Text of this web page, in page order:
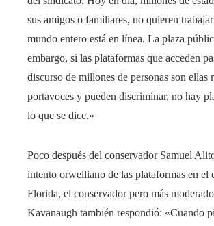
sus amigos o familiares, no quieren
mundo entero está en línea. La plaza
embargo, si las plataformas que acceden
discurso de millones de personas son ellas
portavoces y pueden discriminar, no hay
lo que se dice.»
Poco después del conservador Samuel
intento orwelliano de las plataformas en el
Florida, el conservador pero más
Kavanaugh también respondió: «Cuando